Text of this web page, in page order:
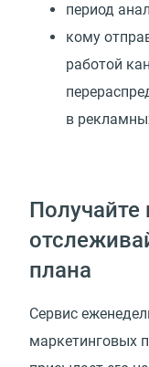
период
кому
работой
в
Получайте
плана
Сервис
маркетинговых